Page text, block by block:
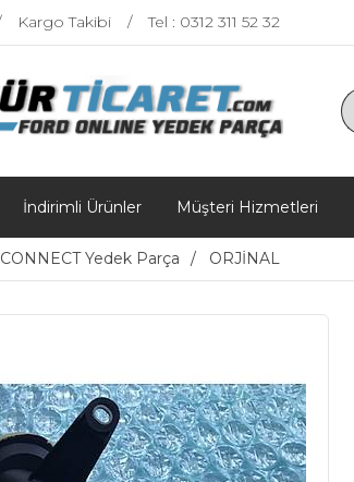
Kargo Takibi Tel : 0312 311 52 32
İndirimli Ürünler Müşteri Hizmetleri
CONNECT Yedek Parça ORJİNAL